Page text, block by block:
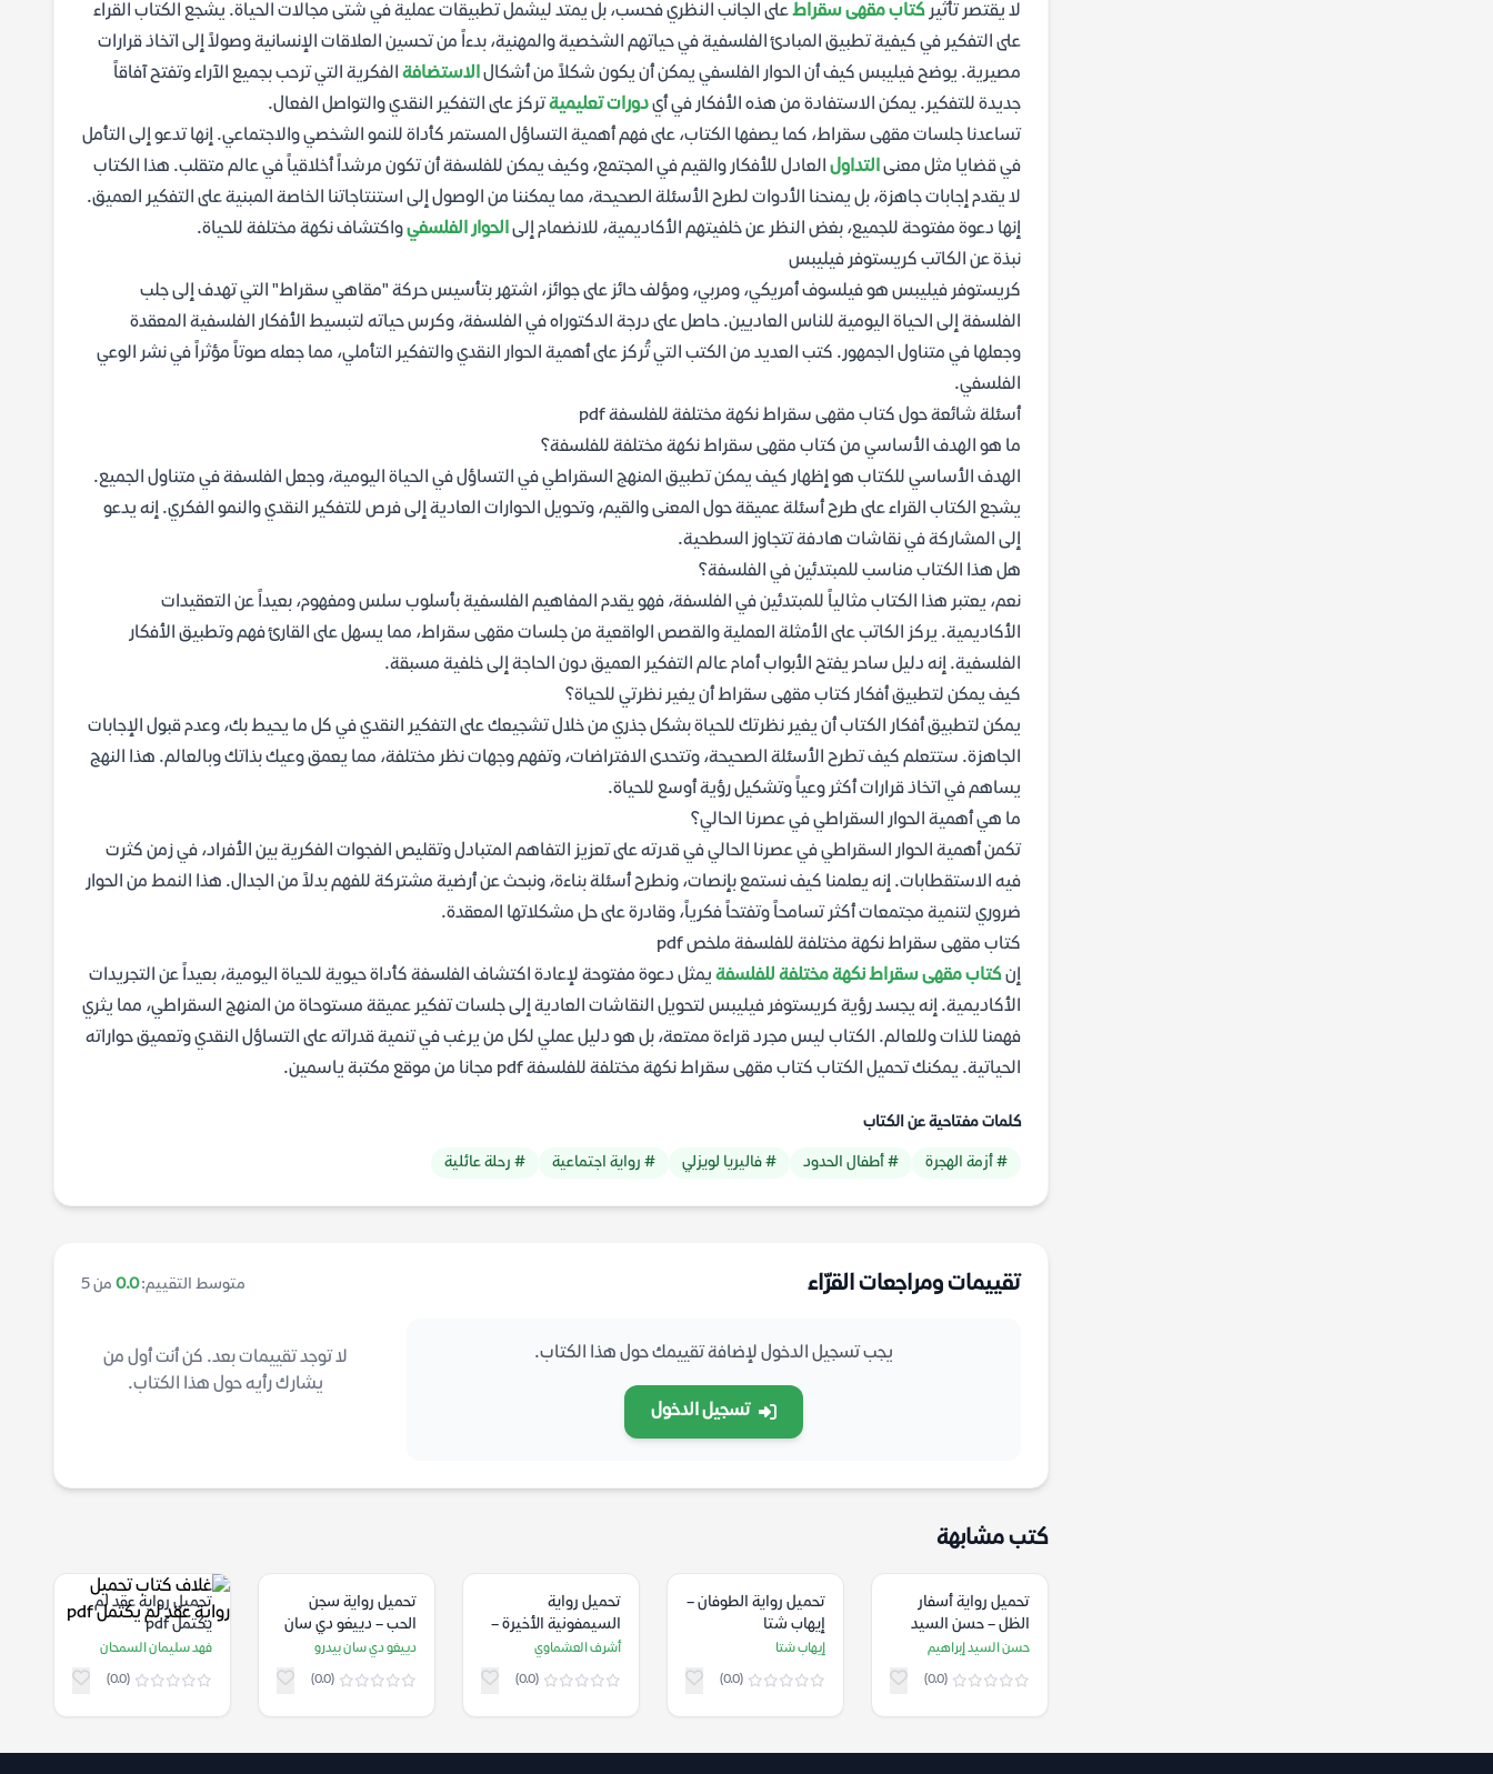
لا يقتصر تأثير كتاب مقهى سقراطعلى الجانب النظري فحسب، بل يمتد ليشمل تطبيقات عملية في شتى مجالات الحياة. يشجع الكتاب القراء
على التفكير في كيفية تطبيق المبادئ الفلسفية في حياتهم الشخصية والمهنية، بدءاً من تحسين العلاقات الإنسانية وصولاً إلى اتخاذ قرارات
مصيرية. يوضح فيليبس كيف أن الحوار الفلسفي يمكن أن يكون شكلاً من أشكالالاستضافة الفكرية التي ترحب بجميع الآراء وتفتح آفاقاً
جديدة للتفكير. يمكن الاستفادة من هذه الأفكار في أيدورات تعليميةتركز على التفكير النقدي والتواصل الفعال.
تساعدنا جلسات مقهى سقراط، كما يصفها الكتاب، على فهم أهمية التساؤل المستمر كأداة للنمو الشخصي والاجتماعي. إنها تدعو إلى التأمل
في قضايا مثل معنىالتداول العادل للأفكار والقيم في المجتمع، وكيف يمكن للفلسفة أن تكون مرشداً أخلاقياً في عالم متقلب. هذا الكتاب
لا يقدم إجابات جاهزة، بل يمنحنا الأدوات لطرح الأسئلة الصحيحة، مما يمكننا من الوصول إلى استنتاجاتنا الخاصة المبنية على التفكير العميق.
إنها دعوة مفتوحة للجميع، بغض النظر عن خلفيتهم الأكاديمية، للانضمام إلىالحوار الفلسفيواكتشاف نكهة مختلفة للحياة.
نبذة عن الكاتب كريستوفر فيليبس
كريستوفر فيليبس هو فيلسوف أمريكي، ومربي، ومؤلف حائز على جوائز، اشتهر بتأسيس حركة "مقاهي سقراط" التي تهدف إلى جلب
الفلسفة إلى الحياة اليومية للناس العاديين. حاصل على درجة الدكتوراه في الفلسفة، وكرس حياته لتبسيط الأفكار الفلسفية المعقدة
وجعلها في متناول الجمهور. كتب العديد من الكتب التي تُركز على أهمية الحوار النقدي والتفكير التأملي، مما جعله صوتاً مؤثراً في نشر الوعي
الفلسفي.
أسئلة شائعة حول كتاب مقهى سقراط نكهة مختلفة للفلسفة pdf
ما هو الهدف الأساسي من كتاب مقهى سقراط نكهة مختلفة للفلسفة؟
الهدف الأساسي للكتاب هو إظهار كيف يمكن تطبيق المنهج السقراطي في التساؤل في الحياة اليومية، وجعل الفلسفة في متناول الجميع.
يشجع الكتاب القراء على طرح أسئلة عميقة حول المعنى والقيم، وتحويل الحوارات العادية إلى فرص للتفكير النقدي والنمو الفكري. إنه يدعو
إلى المشاركة في نقاشات هادفة تتجاوز السطحية.
هل هذا الكتاب مناسب للمبتدئين في الفلسفة؟
نعم، يعتبر هذا الكتاب مثالياً للمبتدئين في الفلسفة، فهو يقدم المفاهيم الفلسفية بأسلوب سلس ومفهوم، بعيداً عن التعقيدات
الأكاديمية. يركز الكاتب على الأمثلة العملية والقصص الواقعية من جلسات مقهى سقراط، مما يسهل على القارئ فهم وتطبيق الأفكار
الفلسفية. إنه دليل ساحر يفتح الأبواب أمام عالم التفكير العميق دون الحاجة إلى خلفية مسبقة.
كيف يمكن لتطبيق أفكار كتاب مقهى سقراط أن يغير نظرتي للحياة؟
يمكن لتطبيق أفكار الكتاب أن يغير نظرتك للحياة بشكل جذري من خلال تشجيعك على التفكير النقدي في كل ما يحيط بك، وعدم قبول الإجابات
الجاهزة. ستتعلم كيف تطرح الأسئلة الصحيحة، وتتحدى الافتراضات، وتفهم وجهات نظر مختلفة، مما يعمق وعيك بذاتك وبالعالم. هذا النهج
يساهم في اتخاذ قرارات أكثر وعياً وتشكيل رؤية أوسع للحياة.
ما هي أهمية الحوار السقراطي في عصرنا الحالي؟
تكمن أهمية الحوار السقراطي في عصرنا الحالي في قدرته على تعزيز التفاهم المتبادل وتقليص الفجوات الفكرية بين الأفراد، في زمن كثرت
فيه الاستقطابات. إنه يعلمنا كيف نستمع بإنصات، ونطرح أسئلة بناءة، ونبحث عن أرضية مشتركة للفهم بدلاً من الجدال. هذا النمط من الحوار
ضروري لتنمية مجتمعات أكثر تسامحاً وتفتحاً فكرياً، وقادرة على حل مشكلاتها المعقدة.
كتاب مقهى سقراط نكهة مختلفة للفلسفة ملخص pdf
إنكتاب مقهى سقراط نكهة مختلفة للفلسفة يمثل دعوة مفتوحة لإعادة اكتشاف الفلسفة كأداة حيوية للحياة اليومية، بعيداً عن التجريدات
الأكاديمية. إنه يجسد رؤية كريستوفر فيليبس لتحويل النقاشات العادية إلى جلسات تفكير عميقة مستوحاة من المنهج السقراطي، مما يثري
فهمنا للذات وللعالم. الكتاب ليس مجرد قراءة ممتعة، بل هو دليل عملي لكل من يرغب في تنمية قدراته على التساؤل النقدي وتعميق حواراته
الحياتية. يمكنك تحميل الكتاب كتاب مقهى سقراط نكهة مختلفة للفلسفة pdf مجانا من موقع مكتبة ياسمين.
كلمات مفتاحية عن الكتاب
# أزمة الهجرة # أطفال الحدود # فاليريا لويزلي # رواية اجتماعية # رحلة عائلية
تقييمات ومراجعات القرّاء متوسط التقييم:0.0 من 5
يجب تسجيل الدخول لإضافة تقييمك حول هذا الكتاب.
تسجيل الدخول
لا توجد تقييمات بعد. كن أنت أول من
يشارك رأيه حول هذا الكتاب.
كتب مشابهة
تحميل رواية أسفار
الظل – حسن السيد
إبراهيم
حسن السيد إبراهيم
(0.0)
تحميل رواية الطوفان –
إيهاب شتا
إيهاب شتا
(0.0)
تحميل رواية
السيمفونية الأخيرة –
أشرف العشماوي
أشرف العشماوي
(0.0)
تحميل رواية سجن
الحب – دييغو دي سان
بيدرو
دييغو دي سان بيدرو
(0.0)
تحميل رواية عقد لم
يكتمل pdf
فهد سليمان السمحان
(0.0)